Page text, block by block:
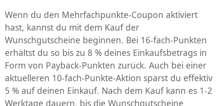
Wenn du den Mehrfachpunkte-Coupon aktiviert
hast, kannst du mit dem Kauf der
Wunschgutscheine beginnen. Bei 16-fach-Punkten
erhältst du so bis zu 8 % deines Einkaufsbetrags in
Form von Payback-Punkten zurück. Auch bei einer
aktuelleren 10-fach-Punkte-Aktion sparst du effektiv
5 % auf deinen Einkauf. Nach dem Kauf kann es 1-2
Werktage dauern, bis die Wunschgutscheine